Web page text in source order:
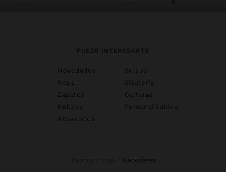
PUEDE INTERESARTE
Novedades
Bolsos
Ropa
Bisutería
Zapatos
Carteras
Relojes
Personalizables
Accesorios
neceseres